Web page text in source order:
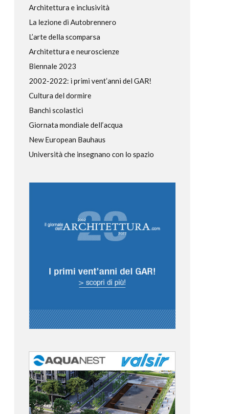
Architettura e inclusività
La lezione di Autobrennero
L’arte della scomparsa
Architettura e neuroscienze
Biennale 2023
2002-2022: i primi vent’anni del GAR!
Cultura del dormire
Banchi scolastici
Giornata mondiale dell’acqua
New European Bauhaus
Università che insegnano con lo spazio